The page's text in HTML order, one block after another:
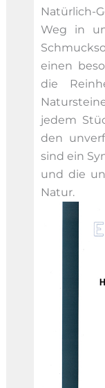
Weg in
einen
die
jedem
den
sind ein
und die
Natur.